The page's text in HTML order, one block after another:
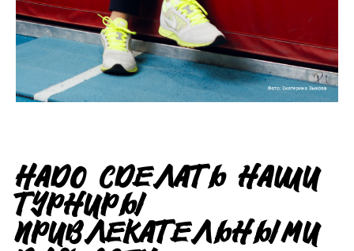
Надо сделать наши
турниры
привлекательными